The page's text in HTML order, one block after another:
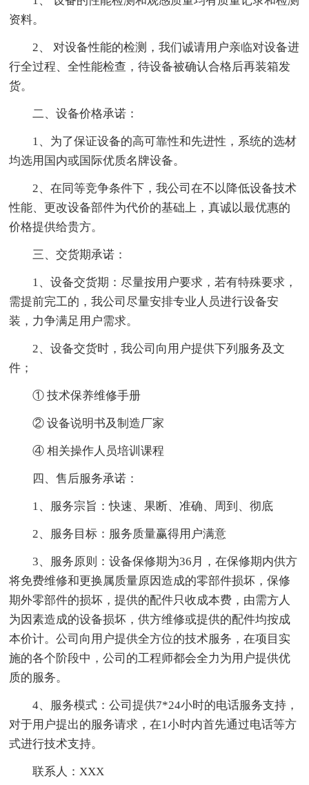
资料。
2、 对设备性能的检测，我们诚请用户亲临对设备进
行全过程、全性能检查，待设备被确认合格后再装箱发
货。
二、设备价格承诺：
1、为了保证设备的高可靠性和先进性，系统的选材
均选用国内或国际优质名牌设备。
2、在同等竞争条件下，我公司在不以降低设备技术
性能、更改设备部件为代价的基础上，真诚以最优惠的
价格提供给贵方。
三、交货期承诺：
1、设备交货期：尽量按用户要求，若有特殊要求，
需提前完工的，我公司尽量安排专业人员进行设备安
装，力争满足用户需求。
2、设备交货时，我公司向用户提供下列服务及文
件；
① 技术保养维修手册
② 设备说明书及制造厂家
④ 相关操作人员培训课程
四、售后服务承诺：
1、服务宗旨：快速、果断、准确、周到、彻底
2、服务目标：服务质量赢得用户满意
3、服务原则：设备保修期为36月，在保修期内供方
将免费维修和更换属质量原因造成的零部件损坏，保修
期外零部件的损坏，提供的配件只收成本费，由需方人
为因素造成的设备损坏，供方维修或提供的配件均按成
本价计。公司向用户提供全方位的技术服务，在项目实
施的各个阶段中，公司的工程师都会全力为用户提供优
质的服务。
4、服务模式：公司提供7*24小时的电话服务支持，
对于用户提出的服务请求，在1小时内首先通过电话等方
式进行技术支持。
联系人：XXX